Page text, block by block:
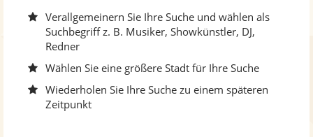
Verallgemeinern Sie Ihre Suche und wählen als
Suchbegriff z. B. Musiker, Showkünstler, DJ,
Redner
Wählen Sie eine größere Stadt für Ihre Suche
Wiederholen Sie Ihre Suche zu einem späteren
Zeitpunkt